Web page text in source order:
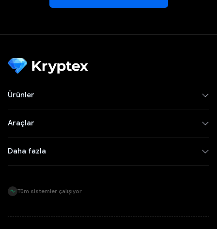
Ürünler
Araçlar
Daha fazla
Tüm sistemler çalışıyor